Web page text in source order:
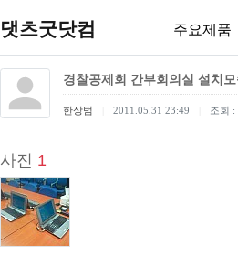
댓츠굿닷컴 주요제품
경찰공제회 간부회의실 설치
한상범 2011.05.31 23:49 조회 :
사진 1